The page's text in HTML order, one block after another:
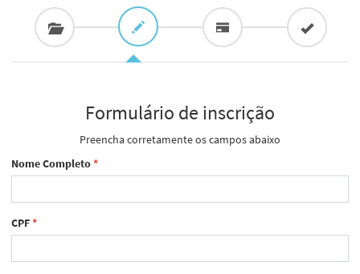
Formulário de inscrição
Preencha corretamente os campos abaixo
Nome Completo*
CPF*